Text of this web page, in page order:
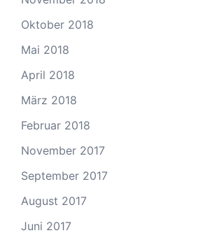
Oktober 2018
Mai 2018
April 2018
März 2018
Februar 2018
November 2017
September 2017
August 2017
Juni 2017